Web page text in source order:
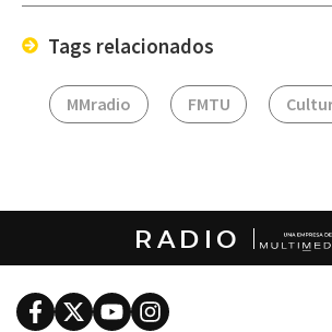
Tags relacionados
MMradio FMTU
RADIO
FacebookTwitterYoutubeInstagram